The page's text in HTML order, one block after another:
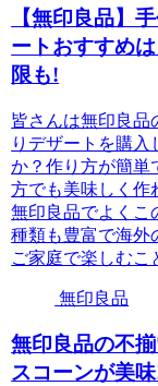
【無印良品】
ートおすすめ
限も!
皆さんは無印良品
りデザートを購入
か？作り方が簡単
方でも美味しく作
無印良品でよくこ
種類も豊富で海外
ご家庭で楽しむこ
無印良品
無印良品の不
スコーンが美